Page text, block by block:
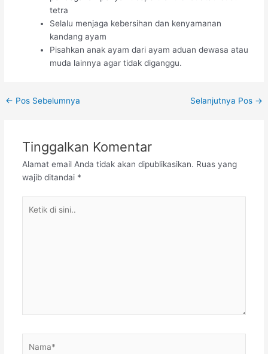
tetra
Selalu menjaga kebersihan dan kenyamanan
kandang ayam
Pisahkan anak ayam dari ayam aduan dewasa atau
muda lainnya agar tidak diganggu.
Post
← Pos Sebelumnya Selanjutnya Pos →
Tinggalkan Komentar
Alamat email Anda tidak akan dipublikasikan. Ruas yang
wajib ditandai *